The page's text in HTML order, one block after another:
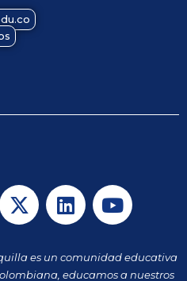
X
-
w
i
L
i
k
e
Y
o
t
u
es un comunidad educativa
educamos a nuestros